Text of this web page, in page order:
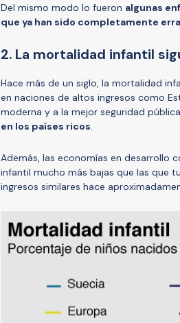
Del mismo modo lo fueron algunas
que ya han sido completamente
2. La mortalidad infantil
Hace más de un siglo, la mortalidad
en naciones de altos ingresos como
moderna y a la mejor seguridad
en los países ricos.
Además, las economías en desarrollo
infantil mucho más bajas que las que
ingresos similares hace